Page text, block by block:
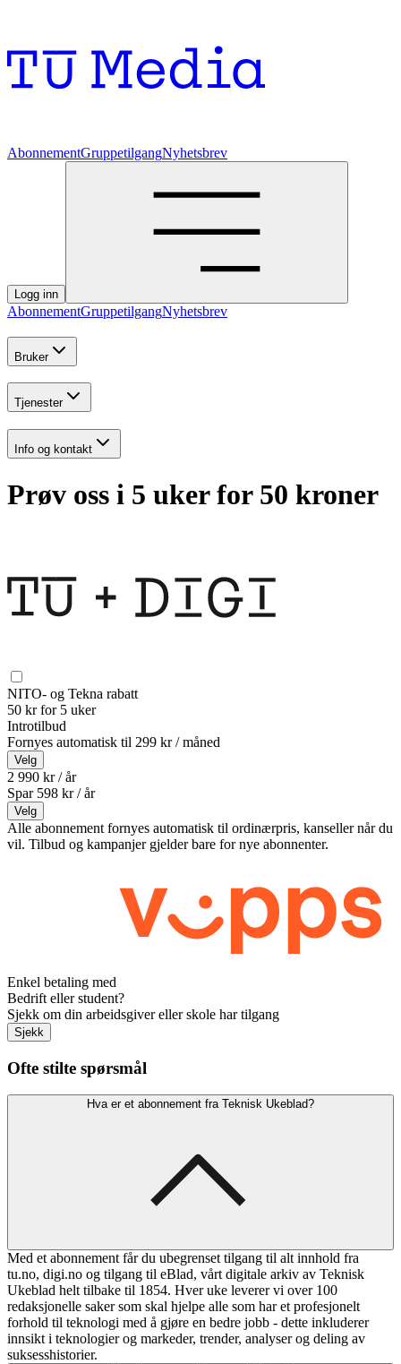
AbonnementGruppetilgangNyhetsbrev
Logg inn
AbonnementGruppetilgangNyhetsbrev
Bruker
Tjenester
Info og kontakt
Prøv oss i 5 uker for 50 kroner
NITO- og Tekna rabatt
50 kr for 5 uker
Introtilbud
Fornyes automatisk til 299 kr / måned
Velg
2 990 kr / år
Spar 598 kr /år
Velg
Alle abonnement fornyes automatisk til ordinærpris, kanseller når du
vil. Tilbud og kampanjer gjelder bare for nye abonnenter.
Enkel betaling med
Bedrift eller student?
Sjekk om din arbeidsgiver eller skole har tilgang
Sjekk
Ofte stilte spørsmål
Hva er et abonnement fra Teknisk Ukeblad?
Med et abonnement får du ubegrenset tilgang til alt innhold fra
tu.no, digi.no og tilgang til eBlad, vårt digitale arkiv av Teknisk
Ukeblad helt tilbake til 1854. Hver uke leverer vi over 100
redaksjonelle saker som skal hjelpe alle som har et profesjonelt
forhold til teknologi med å gjøre en bedre jobb - dette inkluderer
innsikt i teknologier og markeder, trender, analyser og deling av
suksesshistorier.